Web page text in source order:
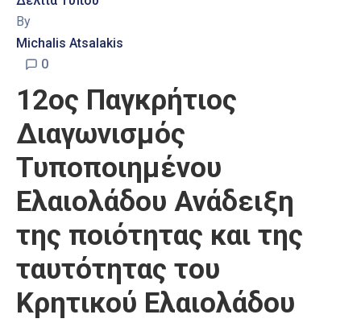
By
Michalis Atsalakis
0
12ος Παγκρήτιος
Διαγωνισμός
Τυποποιημένου
Ελαιολάδου Ανάδειξη
της ποιότητας και της
ταυτότητας του
Κρητικού Ελαιολάδου